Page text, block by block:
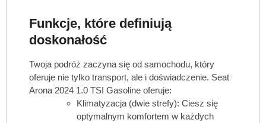
Funkcje, które definiują
doskonałość
Twoja podróż zaczyna się od samochodu, który
oferuje nie tylko transport, ale i doświadczenie. Seat
Arona 2024 1.0 TSI Gasoline oferuje:
Klimatyzacja (dwie strefy): Ciesz się
optymalnym komfortem w każdych